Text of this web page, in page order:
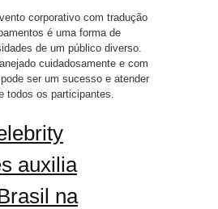
corporativo com tradução
é uma forma de
de um público diverso.
cuidadosamente e com
ser um sucesso e atender
todos os participantes.
auxilia
na